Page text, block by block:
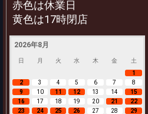
赤色は休業日
黄色は17時閉店
2026年8月
日 月 火 水 木 金
土
1
2
3 4 5 6 7
8
9
10 11 12 13 14
15
16
17 18 19 20 21
22
23
24 25 26 27 28
29